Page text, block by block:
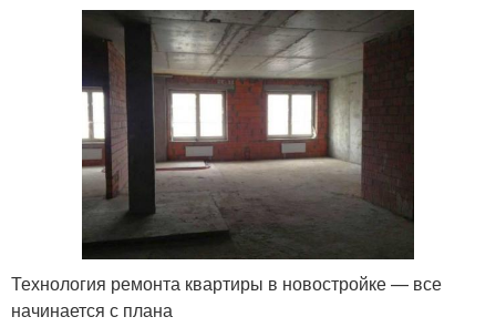
Технология ремонта квартиры в новостройке — все
начинается с плана